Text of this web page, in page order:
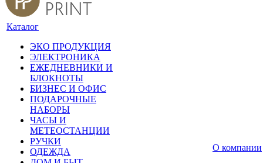
Каталог
ЭКО ПРОДУКЦИЯ
ЭЛЕКТРОНИКА
ЕЖЕДНЕВНИКИ И
БЛОКНОТЫ
БИЗНЕС И ОФИС
ПОДАРОЧНЫЕ
НАБОРЫ
ЧАСЫ И
МЕТЕОСТАНЦИИ
РУЧКИ
ОДЕЖДА
О компании